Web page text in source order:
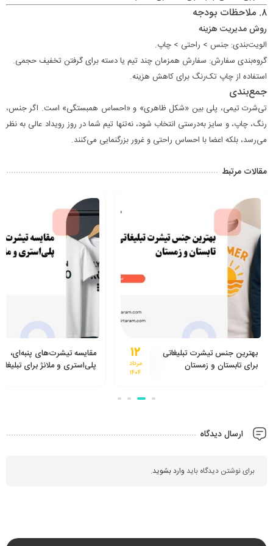
۸. ملاحظات بودجه
روش مدیریت هزینه
الویت‌بندی: جنس > راحتی > چاپ.
گروه‌بندی سفارش: سفارش همزمان چند تیم یا دسته برای گرفتن تخفیف حجمی.
استفاده از چاپ تک‌رنگ برای کاهش هزینه.
جمع‌بندی
تی‌شرت تیمی، پلی بین «شکل ظاهری» و «احساس همبستگی» است. اگر جنس،
رنگ، چاپ، و سایز به‌درستی انتخاب شود، نه‌تنها تیم شما در روز رویداد عالی به نظر
می‌رسد، بلکه اعضا با احساس راحتی و غرور بزرگنمایی می‌کنند.
مقالات مرتبط
۱۲
مرداد
۱۴۰۴
بهترین جنس تیشرت تبلیغاتی
برای تابستان و زمستان
مقایسه تیشرت‌های پنبه‌ای،
پلی‌استری و ملانژ برای
ارسال دیدگاه
برای نوشتن دیدگاه باید وارد بشوید.